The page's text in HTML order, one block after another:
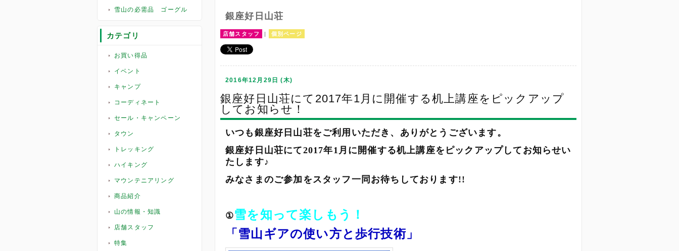
雪山の必需品 ゴーグル
カテゴリ
お買い得品
イベント
キャンプ
コーディネート
セール・キャンペーン
タウン
トレッキング
ハイキング
マウンテニアリング
商品紹介
山の情報・知識
店舗スタッフ
特集
銀座好日山荘
店舗スタッフ | 個別ページ
2016年12月29日 (木)
銀座好日山荘にて2017年1月に開催する机上講座をピックアップ
してお知らせ！
いつも銀座好日山荘をご利用いただき、ありがとうございます。
銀座好日山荘にて2017年1月に開催する机上講座をピックアップしてお知らせい
たします♪
みなさまのご参加をスタッフ一同お待ちしております!!
①雪を知って楽しもう！
「雪山ギアの使い方と歩行技術」